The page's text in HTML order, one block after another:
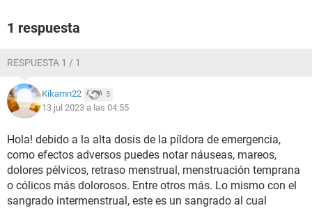
1 respuesta
RESPUESTA 1 / 1
Kikamn22 3
13 jul 2023 a las 04:55
Hola! debido a la alta dosis de la píldora de emergencia,
como efectos adversos puedes notar náuseas, mareos,
dolores pélvicos, retraso menstrual, menstruación temprana
o cólicos más dolorosos. Entre otros más. Lo mismo con el
sangrado intermenstrual, este es un sangrado al cual